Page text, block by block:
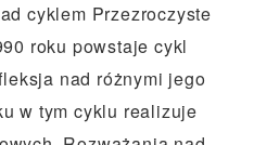
cyklem Przezroczyste
roku powstaje cykl
nad różnymi jego
w tym cyklu realizuje